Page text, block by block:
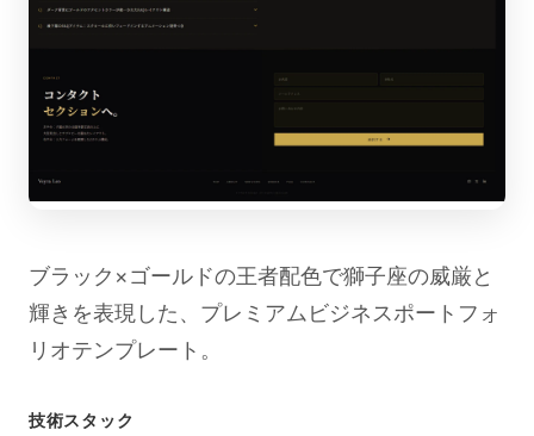
ブラック×ゴールドの王者配色で獅子座の威厳と
輝きを表現した、プレミアムビジネスポートフォ
リオテンプレート。
技術スタック